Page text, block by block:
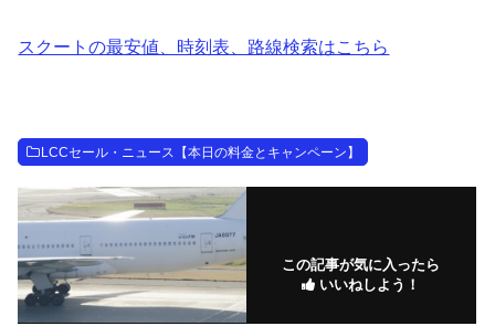
スクートの最安値、時刻表、路線検索はこちら
LCCセール・ニュース【本日の料金とキャンペーン】
この記事が気に入ったら
いいねしよう！